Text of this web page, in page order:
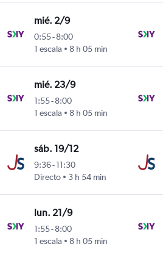
Benítez
mié. 2/9
0:55-8:00
1 escala
8 h 05 min
Benítez
mié. 23/9
1:55-8:00
1 escala
8 h 05 min
Benítez
sáb. 19/12
9:36-11:30
Directo
3 h 54 min
Benítez
lun. 21/9
1:55-8:00
1 escala
8 h 05 min